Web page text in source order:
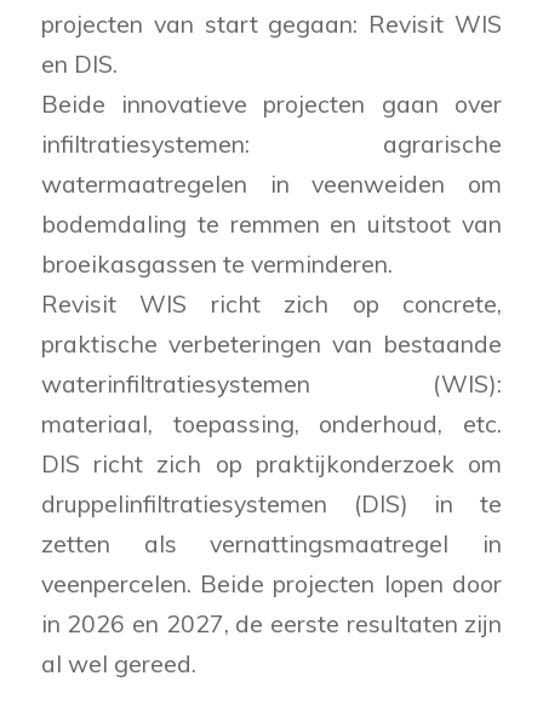
projecten van start gegaan: Revisit WIS
en DIS.
Beide innovatieve projecten gaan over
infiltratiesystemen: agrarische
watermaatregelen in veenweiden om
bodemdaling te remmen en uitstoot van
broeikasgassen te verminderen.
Revisit WIS richt zich op concrete,
praktische verbeteringen van bestaande
waterinfiltratiesystemen (WIS):
materiaal, toepassing, onderhoud, etc.
DIS richt zich op praktijkonderzoek om
druppelinfiltratiesystemen (DIS) in te
zetten als vernattingsmaatregel in
veenpercelen. Beide projecten lopen door
in 2026 en 2027, de eerste resultaten zijn
al wel gereed.